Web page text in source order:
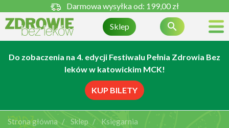
Darmowa wysyłka od: 199,00 zł
Sklep 
Do zobaczenia na 4. edycji Festiwalu Pełnia Zdrowia Bez
leków w katowickim MCK!
KUP BILETY
Strona główna Sklep Księgarnia